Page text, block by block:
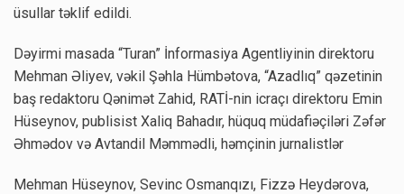
üsullar təklif edildi.
Dəyirmi masada “Turan” İnformasiya Agentliyinin direktoru
Mehman Əliyev, vəkil Şəhla Hümbətova, “Azadlıq” qəzetinin
baş redaktoru Qənimət Zahid, RATİ-nin icraçı direktoru Emin
Hüseynov, publisist Xaliq Bahadır, hüquq müdafiəçiləri Zəfər
Əhmədov və Avtandil Məmmədli, həmçinin jurnalistlər
Mehman Hüseynov, Sevinc Osmanqızı, Fizzə Heydərova,